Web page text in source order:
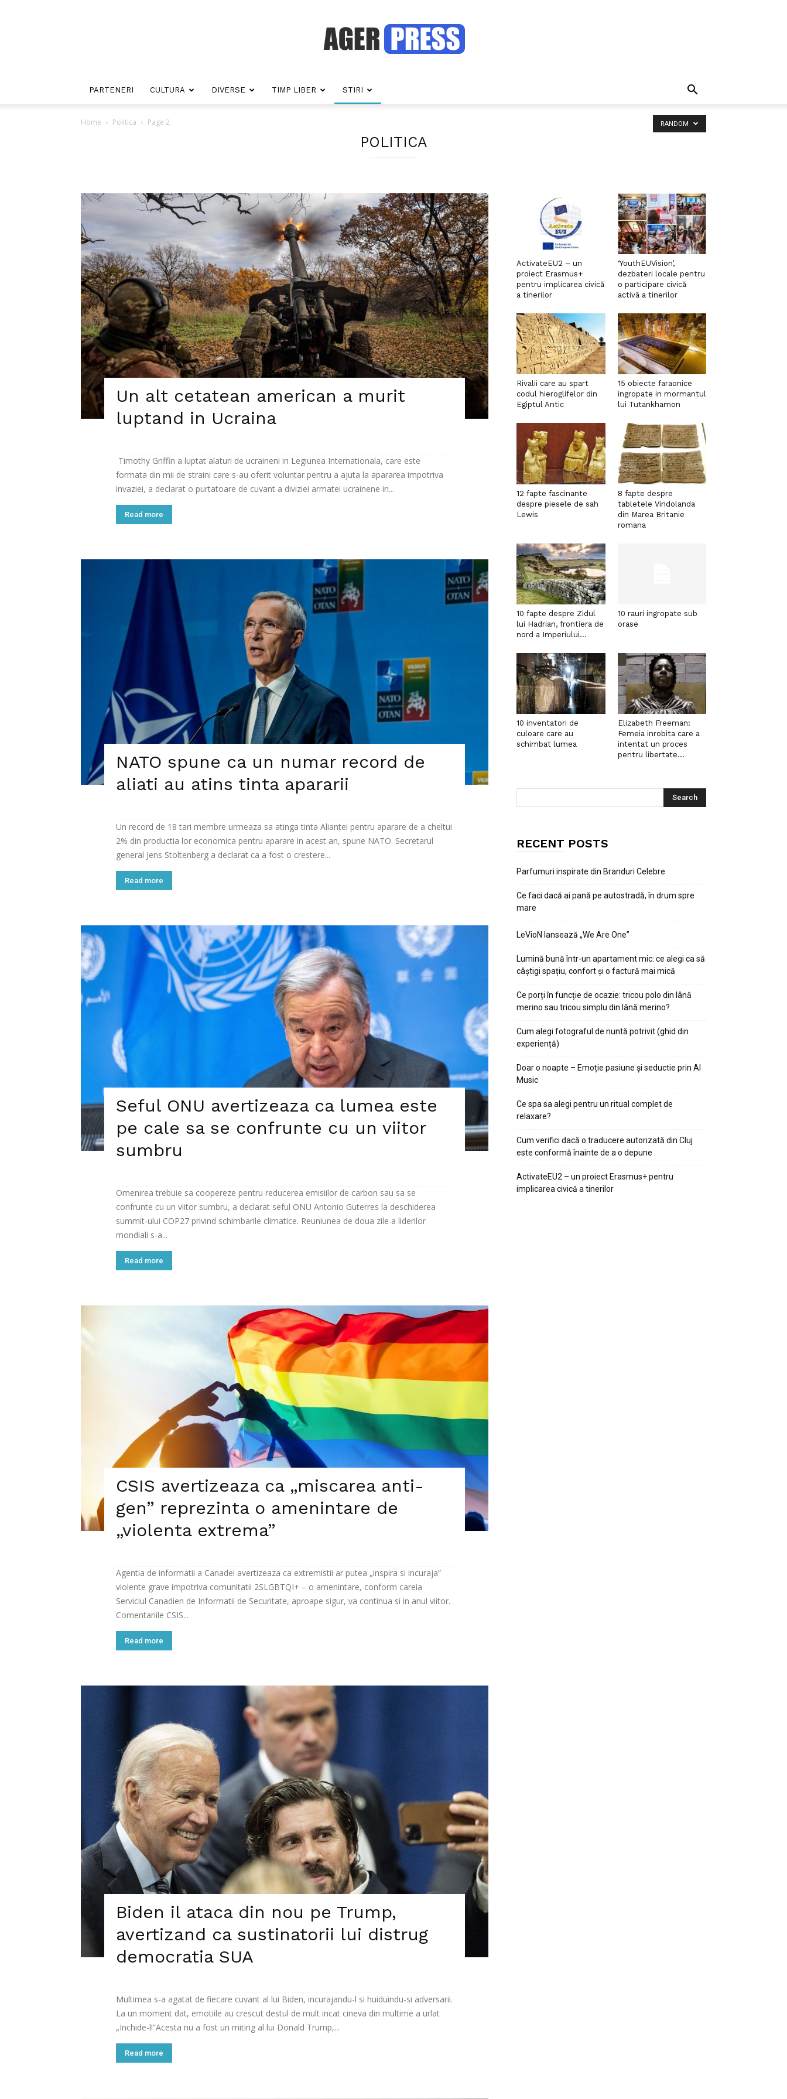
PARTENERI CULTURA DIVERSE TIMP LIBER STIRI
Home Politica Page 2
POLITICA
RANDOM
Un alt cetatean american a murit
luptand in Ucraina
Timothy Griffin a luptat alaturi de ucraineni in Legiunea Internationala, care este
formata din mii de straini care s-au oferit voluntar pentru a ajuta la apararea impotriva
invaziei, a declarat o purtatoare de cuvant a diviziei armatei ucrainene in...
Read more
NATO spune ca un numar record de
aliati au atins tinta apararii
Un record de 18 tari membre urmeaza sa atinga tinta Aliantei pentru aparare de a cheltui
2% din productia lor economica pentru aparare in acest an, spune NATO. Secretarul
general Jens Stoltenberg a declarat ca a fost o crestere...
Read more
Seful ONU avertizeaza ca lumea este
pe cale sa se confrunte cu un viitor
sumbru
Omenirea trebuie sa coopereze pentru reducerea emisiilor de carbon sau sa se
confrunte cu un viitor sumbru, a declarat seful ONU Antonio Guterres la deschiderea
summit-ului COP27 privind schimbarile climatice. Reuniunea de doua zile a liderilor
mondiali s-a...
Read more
CSIS avertizeaza ca „miscarea anti-
gen” reprezinta o amenintare de
„violenta extrema”
Agentia de informatii a Canadei avertizeaza ca extremistii ar putea „inspira si incuraja”
violente grave impotriva comunitatii 2SLGBTQI+ – o amenintare, conform careia
Serviciul Canadien de Informatii de Securitate, aproape sigur, va continua si in anul viitor.
Comentariile CSIS...
Read more
Biden il ataca din nou pe Trump,
avertizand ca sustinatorii lui distrug
democratia SUA
Multimea s-a agatat de fiecare cuvant al lui Biden, incurajandu-l si huiduindu-si adversarii.
La un moment dat, emotiile au crescut destul de mult incat cineva din multime a urlat
„Inchide-l!”Acesta nu a fost un miting al lui Donald Trump,...
Read more
ActivateEU2 – un
proiect Erasmus+
pentru implicarea civică
a tinerilor
‘YouthEUVision’,
dezbateri locale pentru
o participare civică
activă a tinerilor
Rivalii care au spart
codul hieroglifelor din
Egiptul Antic
15 obiecte faraonice
ingropate in mormantul
lui Tutankhamon
12 fapte fascinante
despre piesele de sah
Lewis
8 fapte despre
tabletele Vindolanda
din Marea Britanie
romana
10 fapte despre Zidul
lui Hadrian, frontiera de
nord a Imperiului...
10 rauri ingropate sub
orase
10 inventatori de
culoare care au
schimbat lumea
Elizabeth Freeman:
Femeia inrobita care a
intentat un proces
pentru libertate...
RECENT POSTS
Parfumuri inspirate din Branduri Celebre
Ce faci dacă ai pană pe autostradă, în drum spre
mare
LeVioN lansează „We Are One”
Lumină bună într-un apartament mic: ce alegi ca să
câștigi spațiu, confort și o factură mai mică
Ce porți în funcție de ocazie: tricou polo din lână
merino sau tricou simplu din lână merino?
Cum alegi fotograful de nuntă potrivit (ghid din
experiență)
Doar o noapte – Emoție pasiune și seductie prin AI
Music
Ce spa sa alegi pentru un ritual complet de
relaxare?
Cum verifici dacă o traducere autorizată din Cluj
este conformă înainte de a o depune
ActivateEU2 – un proiect Erasmus+ pentru
implicarea civică a tinerilor